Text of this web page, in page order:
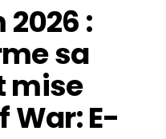
:
sa
mise
War: E-